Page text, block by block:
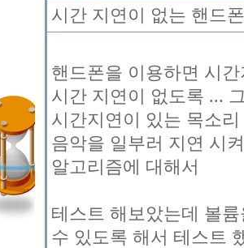
시간 지연이 없는 핸드
핸드폰을 이용하면 시
시간 지연이 없도록 ...
시간지연이 있는 목소
음악을 일부러 지연 시
알고리즘에 대해서
테스트 해보았는데 볼
수 있도록 해서 테스트